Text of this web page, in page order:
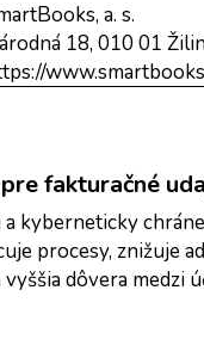
a. s.
18, 010 01
fakturačné
a kyberneticky
procesy, znižuje
dôvera medzi